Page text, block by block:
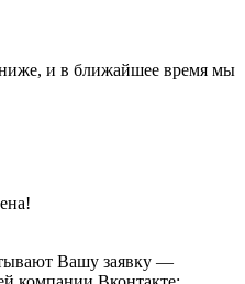
и в ближайшее время мы
Вашу заявку —